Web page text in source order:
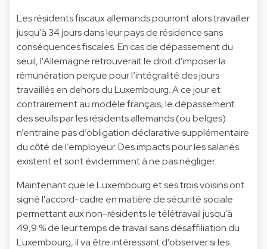
Les résidents fiscaux allemands pourront alors travailler
jusqu'à 34 jours dans leur pays de résidence sans
conséquences fiscales. En cas de dépassement du
seuil, l'Allemagne retrouverait le droit d'imposer la
rémunération perçue pour l’intégralité des jours
travaillés en dehors du Luxembourg. A ce jour et
contrairement au modèle français, le dépassement
des seuils par les résidents allemands (ou belges)
n’entraine pas d’obligation déclarative supplémentaire
du côté de l’employeur. Des impacts pour les salariés
existent et sont évidemment à ne pas négliger.
Maintenant que le Luxembourg et ses trois voisins ont
signé l'accord-cadre en matière de sécurité sociale
permettant aux non-résidents le télétravail jusqu'à
49,9 % de leur temps de travail sans désaffiliation du
Luxembourg, il va être intéressant d'observer si les